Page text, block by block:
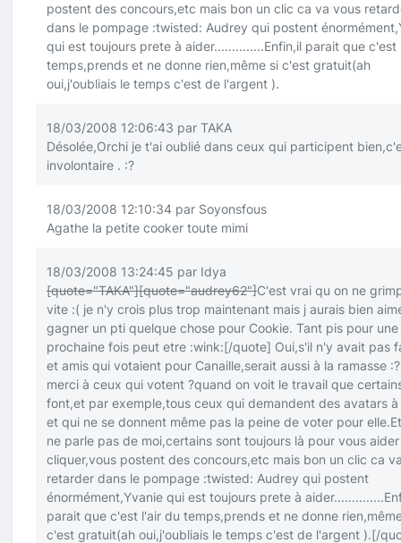
postent des concours,etc mais bon un clic ca va vous
dans le pompage :twisted: Audrey qui postent
qui est toujours prete à aider..............Enfin,il parait que c'est
temps,prends et ne donne rien,même si c'est gratuit(ah
oui,j'oubliais le temps c'est de l'argent ).
18/03/2008 12:06:43 par TAKA
Désolée,Orchi je t'ai oublié dans ceux qui participent
involontaire . :?
18/03/2008 12:10:34 par Soyonsfous
Agathe la petite cooker toute mimi
18/03/2008 13:24:45 par Idya
[quote="TAKA"][quote="audrey62"]C'est vrai qu on ne
vite :( je n'y crois plus trop maintenant mais j aurais bien
gagner un pti quelque chose pour Cookie. Tant pis pour une
prochaine fois peut etre :wink:[/quote] Oui,s'il n'y avait pas
et amis qui votaient pour Canaille,serait aussi à la ramasse :?
merci à ceux qui votent ?quand on voit le travail que
font,et par exemple,tous ceux qui demandent des avatars à
et qui ne se donnent même pas la peine de voter pour
ne parle pas de moi,certains sont toujours là pour vous
cliquer,vous postent des concours,etc mais bon un clic ca
retarder dans le pompage :twisted: Audrey qui postent
énormément,Yvanie qui est toujours prete à
parait que c'est l'air du temps,prends et ne donne
c'est gratuit(ah oui,j'oubliais le temps c'est de l'argent ).[/